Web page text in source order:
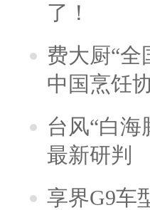
了！
费大厨“全
中国烹饪
台风“白海
最新研判
享界G9车